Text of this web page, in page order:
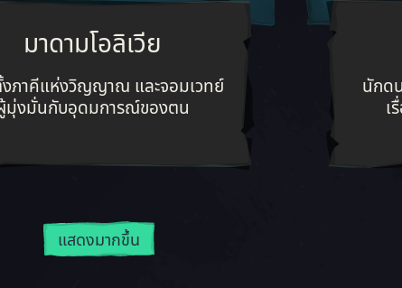
องเจ้าแห่งโจรสลัดในตำนาน
มาดามโอลิเวีย
ภาคีแห่งวิญญาณ และจอมเวทย์
มุ่งมั่นกับอุดมการณ์ของตน
ผู้ก่อตั้งภาคีแห่งวิญญาณ และจอมเวทย์ผู้มุ่งมั่นกับอุ
นักด
เ
แสดงมากขึ้น